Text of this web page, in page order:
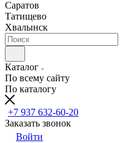
Саратов
Татищево
Хвалынск
Каталог
По всему сайту
По каталогу
+7 937 632-60-20
Заказать звонок
Войти